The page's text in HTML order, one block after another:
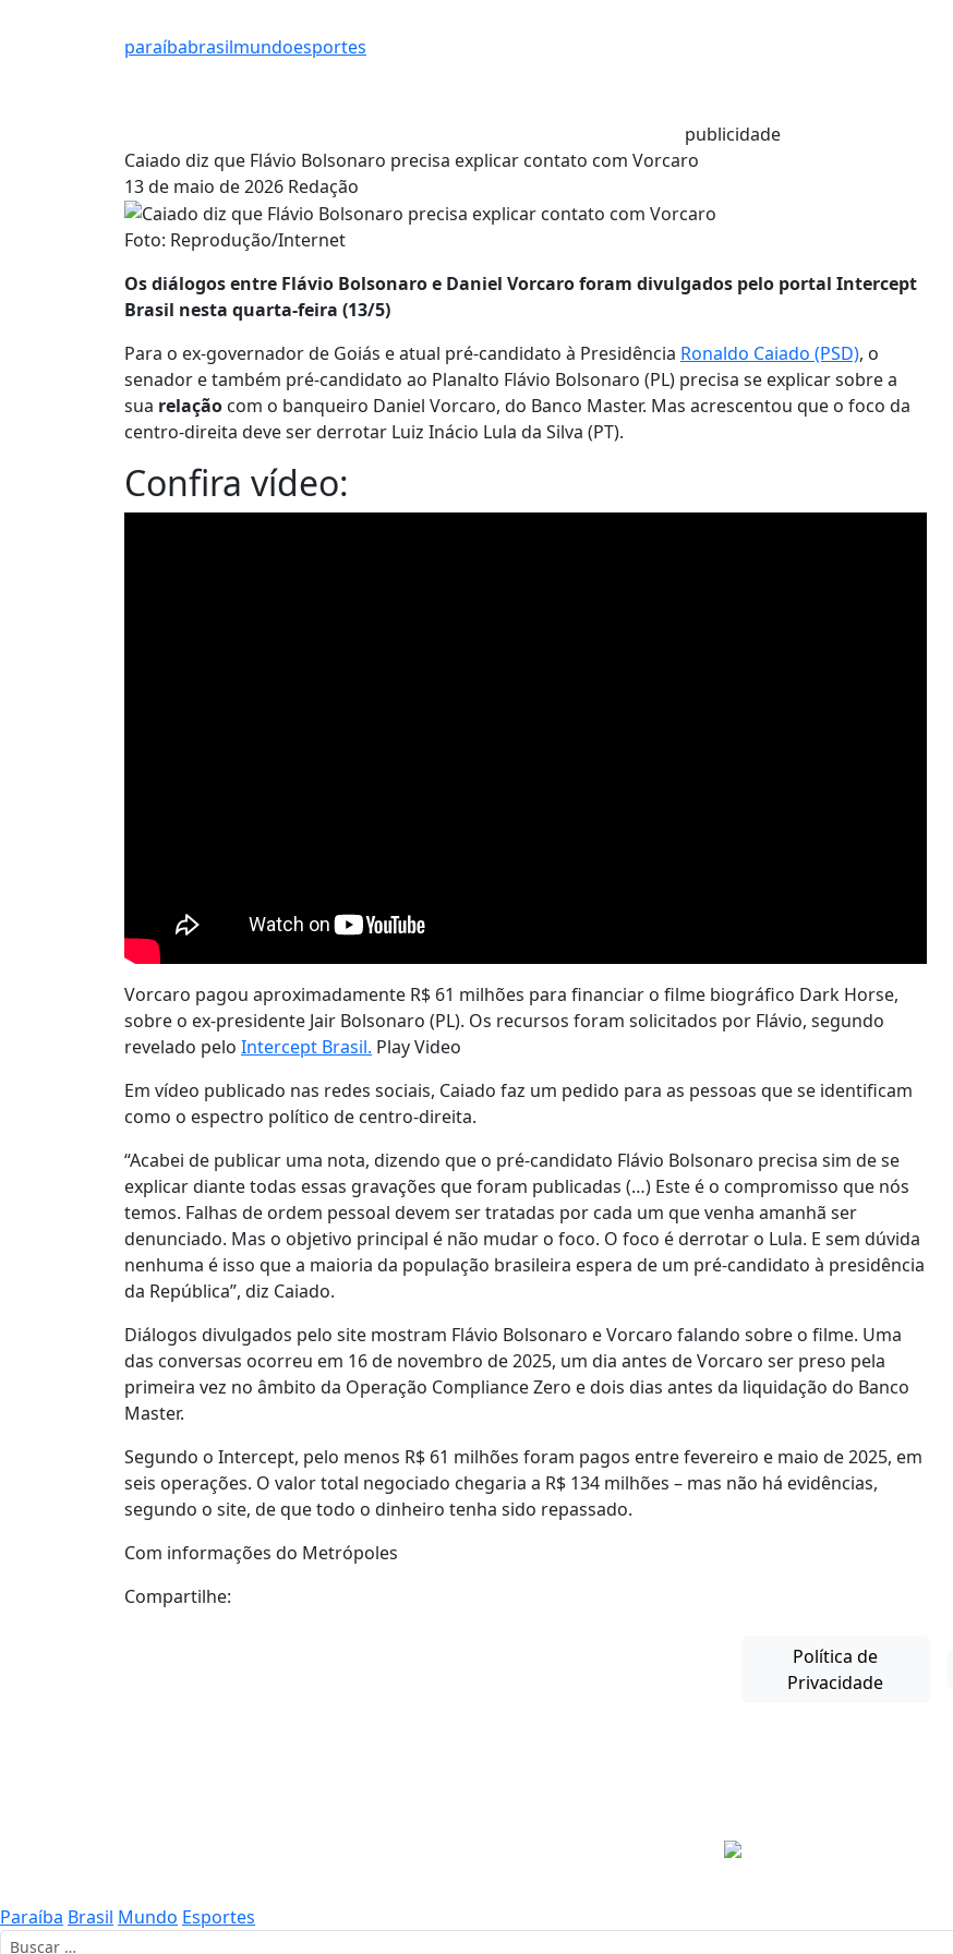
paraíbabrasilmundoesportes
publicidade
Caiado diz que Flávio Bolsonaro precisa explicar contato com Vorcaro
13 de maio de 2026 Redação
Foto: Reprodução/Internet
Os diálogos entre Flávio Bolsonaro e Daniel Vorcaro foram divulgados pelo portal Intercept
Brasil nesta quarta-feira (13/5)
Para o ex-governador de Goiás e atual pré-candidato à Presidência Ronaldo Caiado (PSD), o
senador e também pré-candidato ao Planalto Flávio Bolsonaro (PL) precisa se explicar sobre a
sua relação com o banqueiro Daniel Vorcaro, do Banco Master. Mas acrescentou que o foco da
centro-direita deve ser derrotar Luiz Inácio Lula da Silva (PT).
Confira vídeo:
Vorcaro pagou aproximadamente R$ 61 milhões para financiar o filme biográfico Dark Horse,
sobre o ex-presidente Jair Bolsonaro (PL). Os recursos foram solicitados por Flávio, segundo
revelado pelo Intercept Brasil. Play Video
Em vídeo publicado nas redes sociais, Caiado faz um pedido para as pessoas que se identificam
como o espectro político de centro-direita.
“Acabei de publicar uma nota, dizendo que o pré-candidato Flávio Bolsonaro precisa sim de se
explicar diante todas essas gravações que foram publicadas (…) Este é o compromisso que nós
temos. Falhas de ordem pessoal devem ser tratadas por cada um que venha amanhã ser
denunciado. Mas o objetivo principal é não mudar o foco. O foco é derrotar o Lula. E sem dúvida
nenhuma é isso que a maioria da população brasileira espera de um pré-candidato à presidência
da República”, diz Caiado.
Diálogos divulgados pelo site mostram Flávio Bolsonaro e Vorcaro falando sobre o filme. Uma
das conversas ocorreu em 16 de novembro de 2025, um dia antes de Vorcaro ser preso pela
primeira vez no âmbito da Operação Compliance Zero e dois dias antes da liquidação do Banco
Master.
Segundo o Intercept, pelo menos R$ 61 milhões foram pagos entre fevereiro e maio de 2025, em
seis operações. O valor total negociado chegaria a R$ 134 milhões – mas não há evidências,
segundo o site, de que todo o dinheiro tenha sido repassado.
Com informações do Metrópoles
Compartilhe:
Política de
Privacidade
Paraíba Brasil Mundo Esportes
Buscar por: